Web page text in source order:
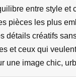
entre style et
pièces les plus
détails créatifs
et ceux qui
une image chic,